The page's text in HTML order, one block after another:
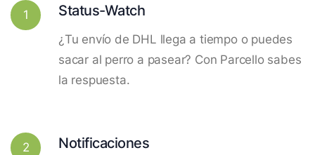
1 Status-Watch
¿Tu envío de DHL llega a tiempo o puedes
sacar al perro a pasear? Con Parcello sabes
la respuesta.
2 Notificaciones